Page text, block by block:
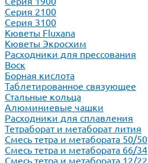
Серия 2100
Серия 3100
Кюветы Fluxana
Кюветы Экросхим
Расходники для прессования
Воск
Борная кислота
Таблетированное связующее
Стальные кольца
Алюминиевые чашки
Расходники для сплавления
Тетраборат и метаборат лития
Смесь тетра и метабората 50/50
Смесь тетра и метабората 66/34
Смесь тетра и метабората 12/22